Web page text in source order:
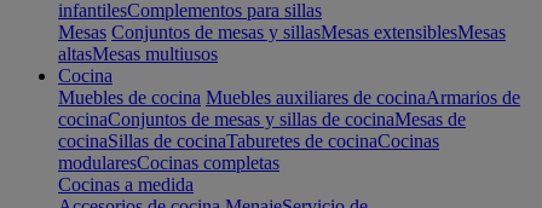
infantilesComplementos para sillas
Mesas Conjuntos de mesas y sillasMesas extensiblesMesas
altasMesas multiusos
Cocina
Muebles de cocina Muebles auxiliares de cocinaArmarios de
cocinaConjuntos de mesas y sillas de cocinaMesas de
cocinaSillas de cocinaTaburetes de cocinaCocinas
modularesCocinas completas
Cocinas a medida